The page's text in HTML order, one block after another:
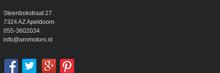
Steenbokstraat 27
7324 AZ Apeldoorn
055-3602034
info@arnmotors.nl